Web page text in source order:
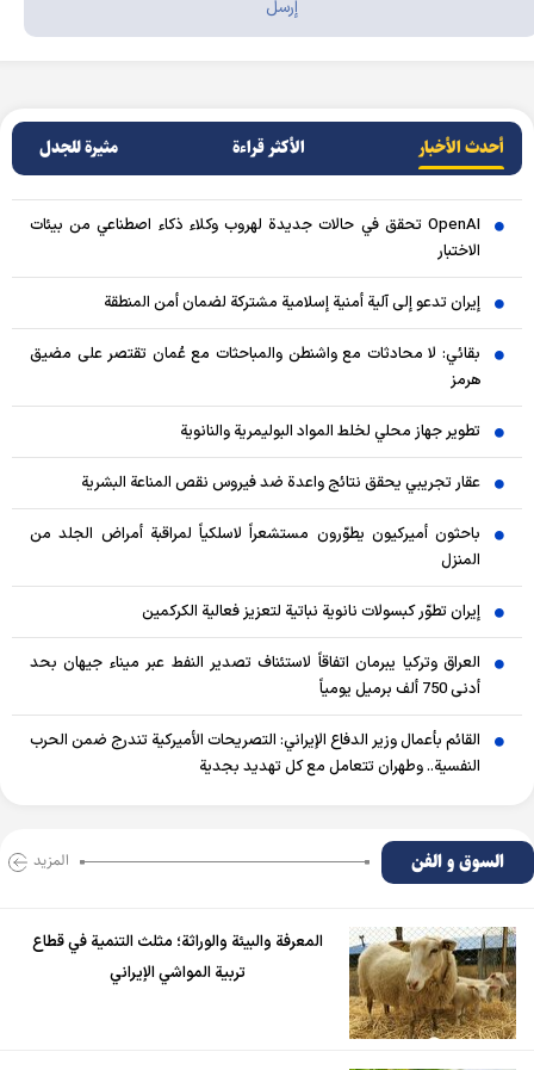
أحدث الأخبار الأکثر قراءة مثيرة للجدل
OpenAI تحقق في حالات جديدة لهروب وكلاء ذكاء اصطناعي من بيئات
الاختبار
إيران تدعو إلى آلية أمنية إسلامية مشتركة لضمان أمن المنطقة
بقائي: لا محادثات مع واشنطن والمباحثات مع عُمان تقتصر على مضيق
هرمز
تطوير جهاز محلي لخلط المواد البوليمرية والنانوية
عقار تجريبي يحقق نتائج واعدة ضد فيروس نقص المناعة البشرية
باحثون أميركيون يطوّرون مستشعراً لاسلكياً لمراقبة أمراض الجلد من
المنزل
إيران تطوّر كبسولات نانوية نباتية لتعزيز فعالية الكركمين
العراق وتركيا يبرمان اتفاقاً لاستئناف تصدير النفط عبر ميناء جيهان بحد
أدنى 750 ألف برميل يومياً
القائم بأعمال وزير الدفاع الإيراني: التصريحات الأميركية تندرج ضمن الحرب
النفسية.. وطهران تتعامل مع كل تهديد بجدية
السوق و الفن المزید
المعرفة والبيئة والوراثة؛ مثلث التنمية في قطاع
تربية المواشي الإيراني